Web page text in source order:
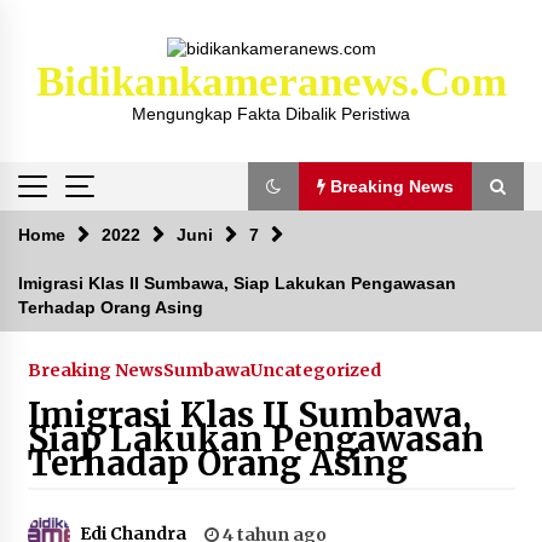
Bidikankameranews.com
Mengungkap Fakta Dibalik Peristiwa
Breaking News
Breaking News
Kejaksaan KSB Mulai Lidik Mafia Tanah Desa
Sekongkang Bawah
2 tahun ago
Laporan Dugaan Pencabulan di Desa Sepayung
Kec. Plampang, Polres Sumbawa Pastikan
Proses Penyelidikan Berjalan Maksimal
Home 2022 Juni 7
Imigrasi Klas II Sumbawa, Siap Lakukan Pengawasan
Terhadap Orang Asing
Breaking NewsSumbawaUncategorized
Imigrasi Klas II Sumbawa,
Siap Lakukan Pengawasan
Terhadap Orang Asing
Edi Chandra
4 tahun ago